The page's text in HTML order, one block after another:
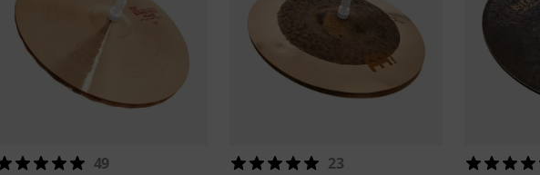
49
23